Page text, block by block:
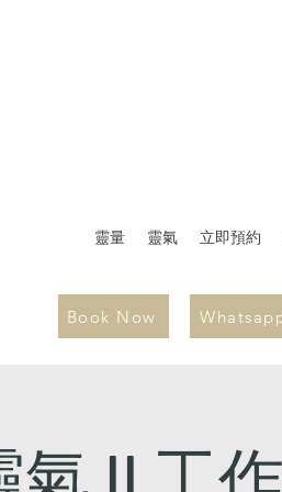
靈量 靈氣 立即預約
Book Now
氣 II 工